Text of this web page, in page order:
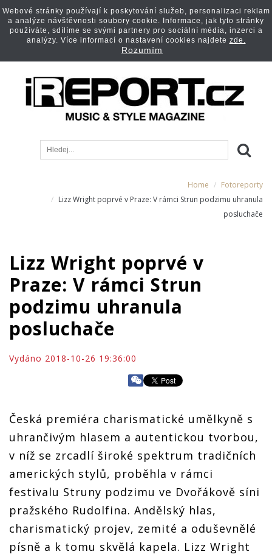
Home
Fotoreporty
Lizz Wright poprvé v Praze: V rámci Strun podzimu uhranula
posluchače
Lizz Wright poprvé v
Praze: V rámci Strun
podzimu uhranula
posluchače
Vydáno 2018-10-26 19:36:00
Česká premiéra charismatické umělkyně s
uhrančivým hlasem a autentickou tvorbou,
v níž se zrcadlí široké spektrum tradičních
amerických stylů, proběhla v rámci
festivalu Struny podzimu ve Dvořákově síni
pražského Rudolfina. Andělský hlas,
charismatický projev, zemité a oduševnělé
písně a k tomu skvělá kapela. Lizz Wright
Webové stránky používají k poskytování služeb, personalizaci reklam
a analýze návštěvnosti soubory cookie. Informace, jak tyto stránky
používáte, sdílíme se svými partnery pro sociální média, inzerci a
analýzy. Více informací o nastavení cookies najdete zde.
Rozumím